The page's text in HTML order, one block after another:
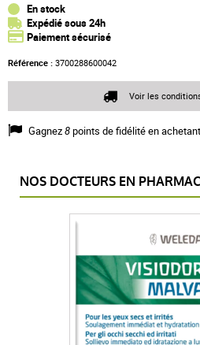
En stock
Expédié sous 24h
Paiement sécurisé
Référence : 3700288600042
Gagnez8points de fidélité en
Voir les
NOS DOCTEURS EN